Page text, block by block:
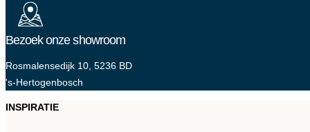
Bezoek onze showroom
Rosmalensedijk 10, 5236 BD
's-Hertogenbosch
INSPIRATIE